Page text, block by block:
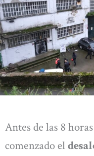
Antes de las 8
comenzado el